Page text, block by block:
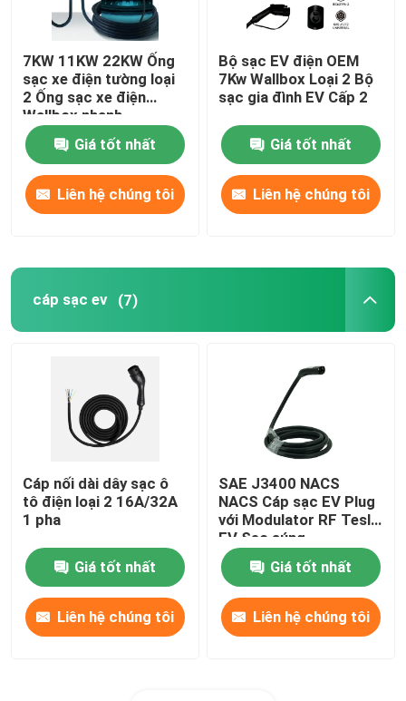
Các công tắc và nút của ô tô
Hộp an toàn ô tô
Các dây cáp và đầu nối điện
7KW 11KW 22KW Ống
sạc xe điện tường loại
2 Ống sạc xe điện
Wallbox nhanh
Giá tốt nhất
Liên hệ chúng tôi
Bộ sạc EV điện OEM
7Kw Wallbox Loại 2 Bộ
sạc gia đình EV Cấp 2
Giá tốt nhất
Liên hệ chúng tôi
cáp sạc ev (7)
Cáp nối dài dây sạc ô
tô điện loại 2 16A/32A
1 pha
Giá tốt nhất
Liên hệ chúng tôi
SAE J3400 NACS
NACS Cáp sạc EV Plug
với Modulator RF Tesla
EV Sạc súng
Giá tốt nhất
Liên hệ chúng tôi